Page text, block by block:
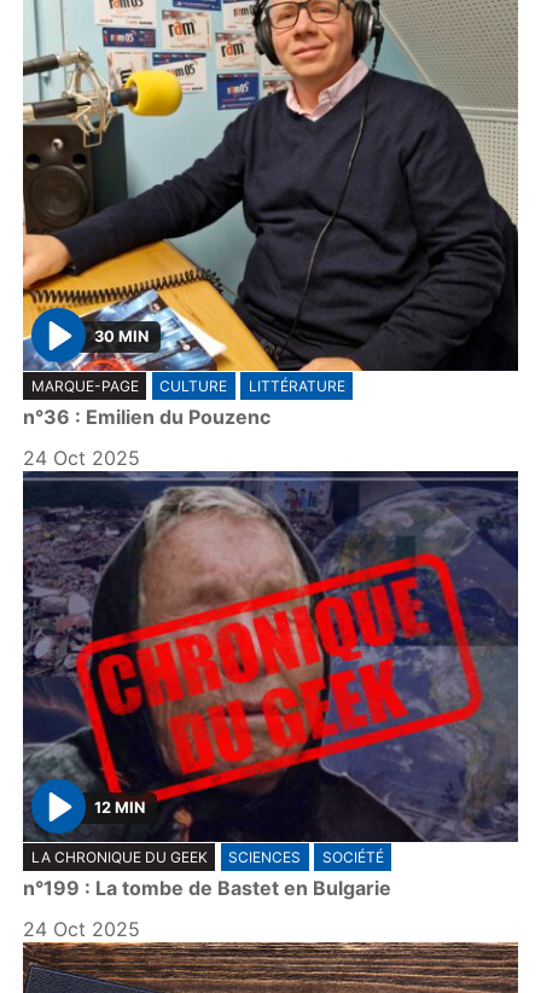
P
l
a
y
30 MIN
MARQUE-PAGE CULTURE LITTÉRATURE
n°36 : Emilien du Pouzenc
24 Oct 2025
P
l
a
y
12 MIN
LA CHRONIQUE DU GEEK SCIENCES SOCIÉTÉ
n°199 : La tombe de Bastet en Bulgarie
24 Oct 2025